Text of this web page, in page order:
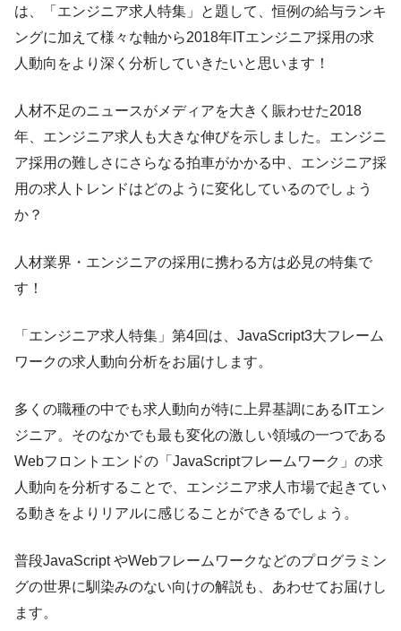
は、「エンジニア求人特集」と題して、恒例の給与ランキ
ングに加えて様々な軸から2018年ITエンジニア採用の求
人動向をより深く分析していきたいと思います！
人材不足のニュースがメディアを大きく賑わせた2018
年、エンジニア求人も大きな伸びを示しました。エンジニ
ア採用の難しさにさらなる拍車がかかる中、エンジニア採
用の求人トレンドはどのように変化しているのでしょう
か？
人材業界・エンジニアの採用に携わる方は必見の特集で
す！
「エンジニア求人特集」第4回は、JavaScript3大フレーム
ワークの求人動向分析をお届けします。
多くの職種の中でも求人動向が特に上昇基調にあるITエン
ジニア。そのなかでも最も変化の激しい領域の一つである
Webフロントエンドの「JavaScriptフレームワーク」の求
人動向を分析することで、エンジニア求人市場で起きてい
る動きをよりリアルに感じることができるでしょう。
普段JavaScript やWebフレームワークなどのプログラミン
グの世界に馴染みのない向けの解説も、あわせてお届けし
ます。